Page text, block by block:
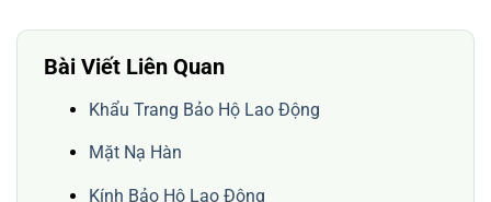
Bài Viết Liên Quan
Khẩu Trang Bảo Hộ Lao Động
Mặt Nạ Hàn
Kính Bảo Hộ Lao Động